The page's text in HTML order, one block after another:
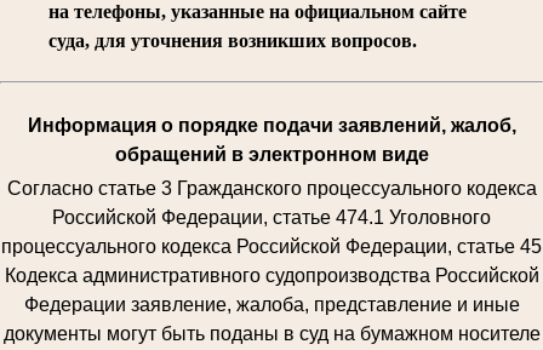
на телефоны, указанные на официальном сайте
суда, для уточнения возникших вопросов.
Информация о порядке подачи заявлений, жалоб,
обращений в электронном виде
Согласно статье 3 Гражданского процессуального кодекса
Российской Федерации, статье 474.1 Уголовного
процессуального кодекса Российской Федерации, статье 45
Кодекса административного судопроизводства Российской
Федерации заявление, жалоба, представление и иные
документы могут быть поданы в суд на бумажном носителе